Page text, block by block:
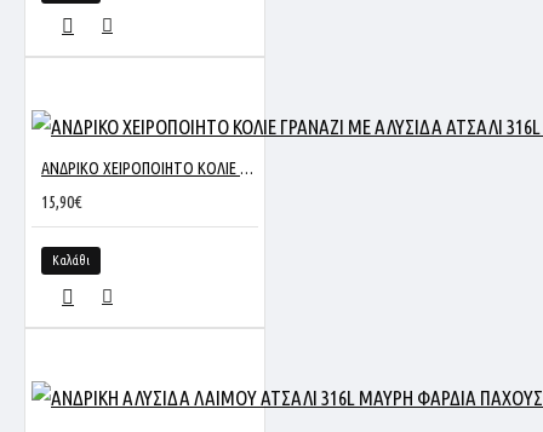
ΑΝΔΡΙΚΟ ΧΕΙΡΟΠΟΙΗΤΟ ΚΟΛΙΕ ΓΡΑΝΑΖΙ ΜΕ ΑΛΥΣΙΔΑ ΑΤΣΑΛΙ 316L ΑΣΗΜΙ
15,90€
Καλάθι